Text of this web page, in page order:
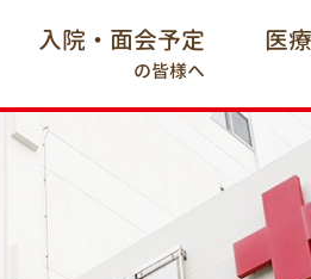
入院・面会予定
の皆様へ
医